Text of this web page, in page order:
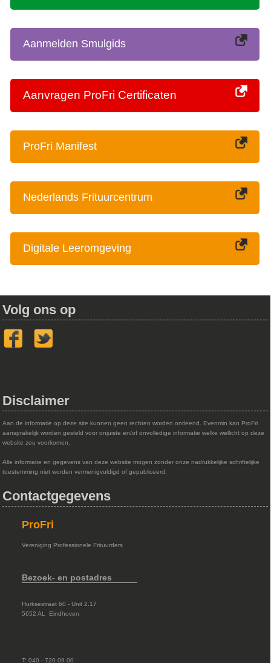
Aanmelden Smulgids
Aanvragen ProFri Certificaten
ProFri Manifest
Nederlands Frituurcentrum
Digitale Leeromgeving
Volg ons op
Disclaimer
Aan de informatie op deze site kunnen geen rechten worden ontleend. Evenmin kan ProFri
aansprakelijk worden gesteld voor onjuiste en/of onvolledige informatie welke wellicht op deze
website zou voorkomen.
Alle informatie en gegevens van deze website mogen zonder onze nadrukkelijke schriftelijke
toestemming niet worden vermenigvuldigd of gepubliceerd.
Contactgegevens
ProFri
Vereniging Professionele Frituurders
Bezoek- en postadres
Hurksestraat 60 - Unit 2.17
5652 AL Eindhoven
T: 040 - 720 09 00